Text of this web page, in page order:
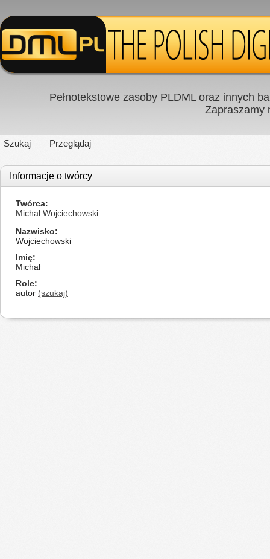
Pełnotekstowe zasoby PLDML oraz innych
Zapraszamy
Szukaj Przeglądaj
Informacje o twórcy
Twórca
Michał Wojciechowski
Nazwisko
Wojciechowski
Imię
Michał
Role
autor (szukaj)